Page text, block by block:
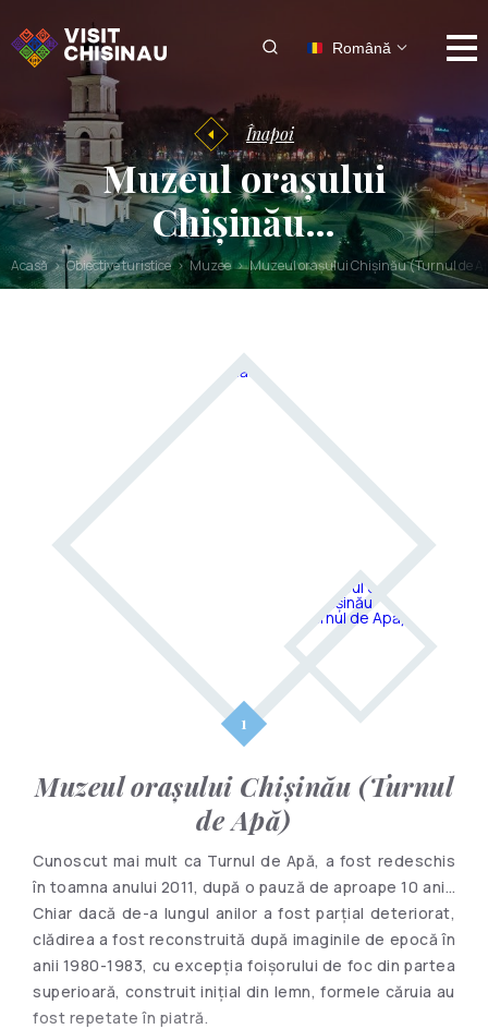
Română
Înapoi
Muzeul orașului
Chișinău…
Acasă Obiective turistice Muzee Muzeul orașului Chișinău (Turnul de
Muzeul orașului Chișinău (Turnul
de Apă)
Cunoscut mai mult ca Turnul de Apă, a fost redeschis
în toamna anului 2011, după o pauză de aproape 10 ani…
Chiar dacă de-a lungul anilor a fost parţial deteriorat,
clădirea a fost reconstruită după imaginile de epocă în
anii 1980-1983, cu excepţia foişorului de foc din partea
superioară, construit iniţial din lemn, formele căruia au
fost repetate în piatră.